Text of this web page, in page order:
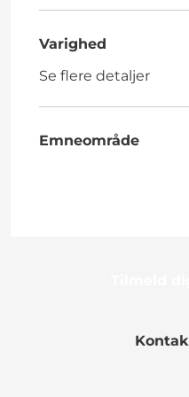
Varighed
Se flere detaljer
Emneområde